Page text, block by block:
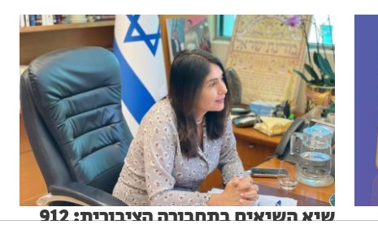
שיא השיאים בתחבורה הציבורית: 912